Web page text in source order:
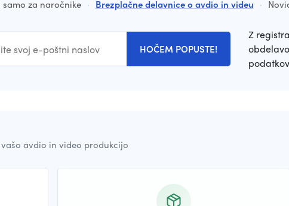
za naročnike · Brezplačne delavnice o avdio in videu ·
HOČEM POPUSTE!
Z
podatkov
avdio in video produkcijo